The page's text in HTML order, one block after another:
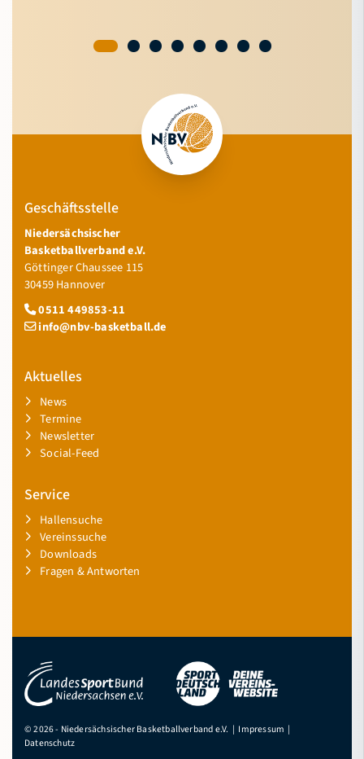
Geschäftsstelle
Niedersächsischer
Basketballverband e.V.
Göttinger Chaussee 115
30459 Hannover
0511 449853-11
info@nbv-basketball.de
Aktuelles
News
Termine
Newsletter
Social-Feed
Service
Hallensuche
Vereinssuche
Downloads
Fragen & Antworten
© 2026 - Niedersächsischer Basketballverband e.V. | Impressum |
Datenschutz